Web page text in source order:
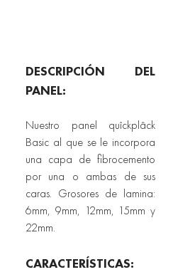
DESCRIPCIÓN DEL
PANEL:
Nuestro panel quîckplâck
Basic al que se le incorpora
una capa de fibrocemento
por una o ambas de sus
caras. Grosores de lamina:
6mm, 9mm, 12mm, 15mm y
CARACTERÍSTICAS: